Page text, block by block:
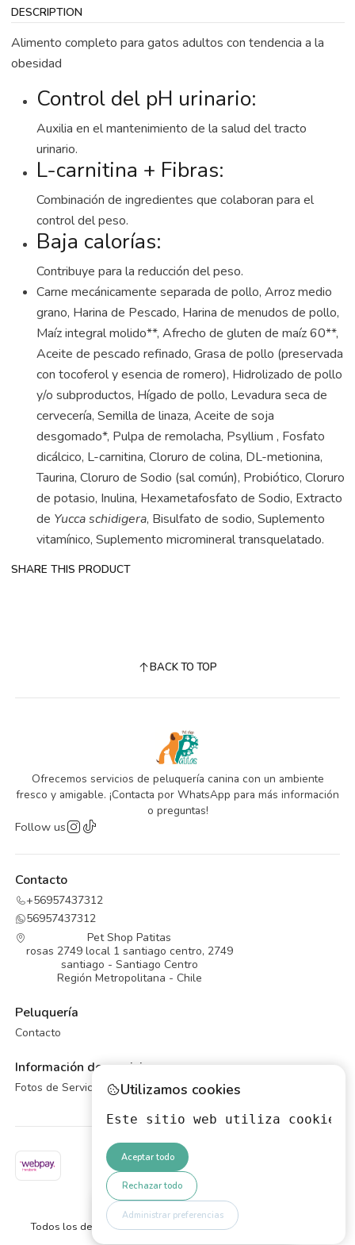
DESCRIPTION
Alimento completo para gatos adultos con tendencia a la
obesidad
Control del pH urinario:
Auxilia en el mantenimiento de la salud del tracto
urinario.
L-carnitina + Fibras:
Combinación de ingredientes que colaboran para el
control del peso.
Baja calorías:
Contribuye para la reducción del peso.
Carne mecánicamente separada de pollo, Arroz medio
grano, Harina de Pescado, Harina de menudos de pollo,
Maíz integral molido**, Afrecho de gluten de maíz 60**,
Aceite de pescado refinado, Grasa de pollo (preservada
con tocoferol y esencia de romero), Hidrolizado de pollo
y/o subproductos, Hígado de pollo, Levadura seca de
cervecería, Semilla de linaza, Aceite de soja
desgomado*, Pulpa de remolacha, Psyllium , Fosfato
dicálcico, L-carnitina, Cloruro de colina, DL-metionina,
Taurina, Cloruro de Sodio (sal común), Probiótico, Cloruro
de potasio, Inulina, Hexametafosfato de Sodio, Extracto
de Yucca schidigera, Bisulfato de sodio, Suplemento
vitamínico, Suplemento micromineral transquelatado.
SHARE THIS PRODUCT
BACK TO TOP
Ofrecemos servicios de peluquería canina con un ambiente
fresco y amigable. ¡Contacta por WhatsApp para más información
o preguntas!
Follow us
Contacto
+56957437312
56957437312
Pet Shop Patitas
rosas 2749 local 1 santiago centro, 2749
santiago - Santiago Centro
Región Metropolitana - Chile
Peluquería
Contacto
Información de servicios
Fotos de Servicios de Peluqueria Canina
2026 PET SHOP PATITAS.
Todos los derechos reservados.Desarrollado por Jumpseller
Hola quiero más información
escribo desdé la pagina web
Utilizamos cookies
Este sitio web utiliza cookies
Aceptar todo
Rechazar todo
Administrar preferencias